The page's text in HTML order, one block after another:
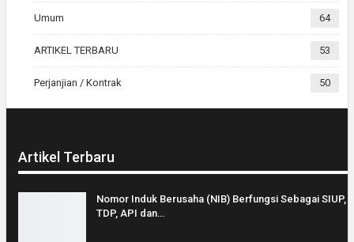
Umum 64
ARTIKEL TERBARU 53
Perjanjian / Kontrak 50
Artikel Terbaru
Nomor Induk Berusaha (NIB) Berfungsi Sebagai SIUP,
TDP, API dan…